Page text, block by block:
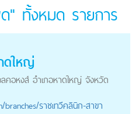
" ทั้งหมด รายการ
ดใหญ่
อหงส์ อำเภอหาดใหญ่ จังหวัด
branches/ราชเทวีคลินิก-สาขา